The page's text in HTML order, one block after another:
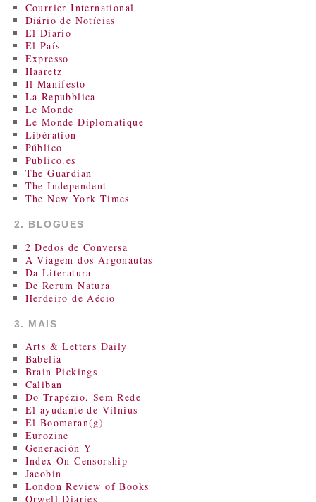
Courrier International
Diário de Notícias
El Diario
El País
Expresso
Haaretz
Il Manifesto
La Repubblica
Le Monde
Le Monde Diplomatique
Libération
Público
Publico.es
The Guardian
The Independent
The New York Times
2. BLOGUES
2 Dedos de Conversa
A Viagem dos Argonautas
Da Literatura
De Rerum Natura
Herdeiro de Aécio
3. MAIS
Arts & Letters Daily
Babelia
Brain Pickings
Caliban
Do Trapézio, Sem Rede
El ayudante de Vilnius
El Boomeran(g)
Eurozine
Generación Y
Index On Censorship
Jacobin
London Review of Books
Orwell Diaries